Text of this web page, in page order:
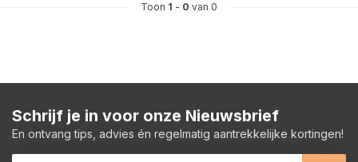
Toon 1 - 0 van 0
Schrijf je in voor onze Nieuwsbrief
En ontvang tips, advies én regelmatig aantrekkelijke kortingen!